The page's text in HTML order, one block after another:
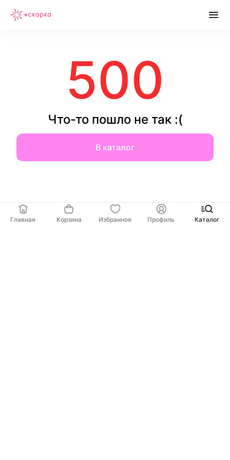
500
Что-то пошло не так :(
В каталог
Главная Корзина Избранное Профиль Каталог